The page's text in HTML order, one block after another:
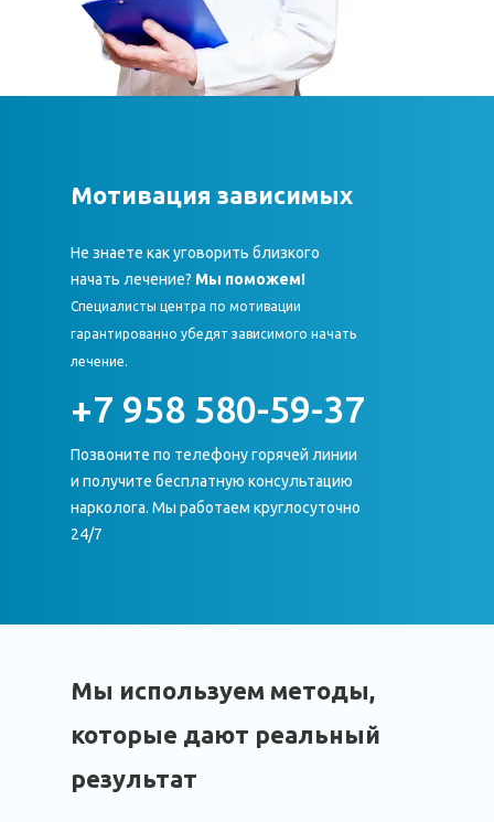
Мотивация зависимых
Не знаете как уговорить близкого
начать лечение? Мы поможем!
Специалисты центра по мотивации
гарантированно убедят зависимого начать
лечение.
+7 958 580-59-37
Позвоните по телефону горячей линии
и получите бесплатную консультацию
нарколога. Мы работаем круглосуточно
24/7
Мы используем методы,
которые дают реальный
результат